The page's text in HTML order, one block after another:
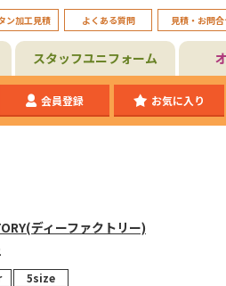
ン加工見積 よくある質問 見積・お問合
スタッフユニフォーム
会員登録 お気に入り
ディーファクトリー)
5size